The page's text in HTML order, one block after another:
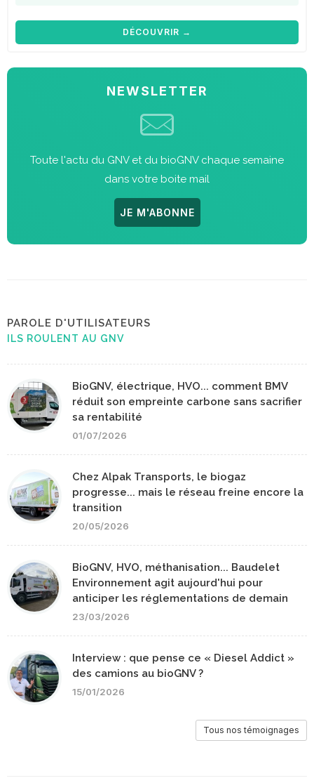
DÉCOUVRIR →
NEWSLETTER
Toute l'actu du GNV et du bioGNV chaque semaine
dans votre boite mail
JE M'ABONNE
PAROLE D'UTILISATEURS
ILS ROULENT AU GNV
BioGNV, électrique, HVO... comment BMV
réduit son empreinte carbone sans sacrifier
sa rentabilité
01/07/2026
Chez Alpak Transports, le biogaz
progresse... mais le réseau freine encore la
transition
20/05/2026
BioGNV, HVO, méthanisation... Baudelet
Environnement agit aujourd'hui pour
anticiper les réglementations de demain
23/03/2026
Interview : que pense ce « Diesel Addict »
des camions au bioGNV ?
15/01/2026
Tous nos témoignages